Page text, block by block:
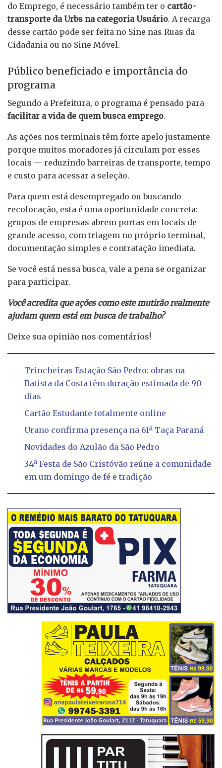
do Emprego, é necessário também ter o cartão-
transporte da Urbs na categoria Usuário. A recarga
desse cartão pode ser feita no Sine nas Ruas da
Cidadania ou no Sine Móvel.
Público beneficiado e importância do
programa
Segundo a Prefeitura, o programa é pensado para
facilitar a vida de quem busca emprego.
As ações nos terminais têm forte apelo justamente
porque muitos moradores já circulam por esses
locais — reduzindo barreiras de transporte, tempo
e custo para acessar a seleção.
Para quem está desempregado ou buscando
recolocação, esta é uma oportunidade concreta:
grupos de empresas abrem portas em locais de
grande acesso, com triagem no próprio terminal,
documentação simples e contratação imediata.
Se você está nessa busca, vale a pena se organizar
para participar.
Você acredita que ações como este mutirão realmente
ajudam quem está em busca de trabalho?
Deixe sua opinião nos comentários!
Trincheiras Estação São Pedro: obras na
Batista da Costa têm duração estimada de 90
dias
Cartão Estudante totalmente online
Urano confirma presença na 61ª Taça Paraná
Novidades do Azulão da São Pedro
34ª Festa de São Cristóvão reúne a comunidade
em um domingo de fé e tradição